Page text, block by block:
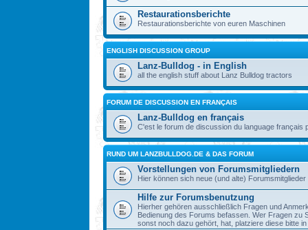
Restaurationsberichte
Restaurationsberichte von euren Maschinen
ENGLISH DISCUSSION GROUP
Lanz-Bulldog - in English
all the english stuff about Lanz Bulldog tractors
FORUM DE DISCUSSION EN FRANÇAIS
Lanz-Bulldog en français
C'est le forum de discussion du language français
RUND UM LANZBULLDOG.DE & DAS FORUM
Vorstellungen von Forumsmitgliedern
Hier können sich neue (und alte)
Hilfe zur Forumsbenutzung
Hierher gehören ausschließlich Fragen und
Bedienung des Forums befassen. Wer Fragen zu
sonst noch dazu gehört, hat, platziere diese bitte